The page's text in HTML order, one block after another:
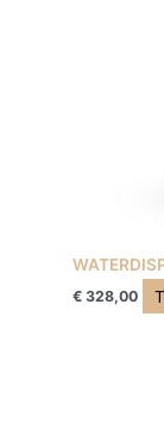
€ 328,00